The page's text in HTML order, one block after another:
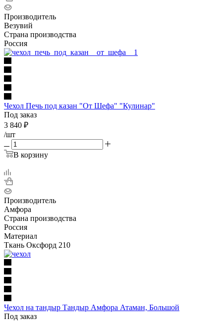
Производитель
Везувий
Страна производства
Россия
Чехол Печь под казан "От Шефа" "Кулинар"
Под заказ
3 840 ₽
/шт
В корзину
Производитель
Амфора
Страна производства
Россия
Материал
Ткань Оксфорд 210
Чехол на тандыр Тандыр Амфора Атаман, Большой
Под заказ